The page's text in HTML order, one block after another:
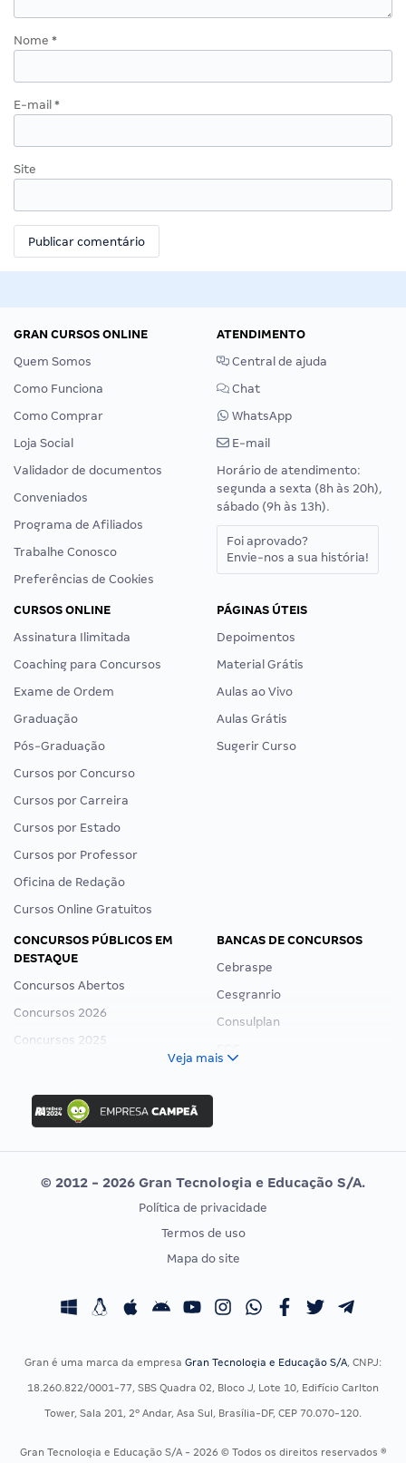
Nome *
E-mail *
Site
GRAN CURSOS ONLINE
Quem Somos
Como Funciona
Como Comprar
Loja Social
Validador de documentos
Conveniados
Programa de Afiliados
Trabalhe Conosco
Preferências de Cookies
ATENDIMENTO
Central de ajuda
Chat
WhatsApp
E-mail
Horário de atendimento:
segunda a sexta (8h às 20h),
sábado (9h às 13h).
Foi aprovado?
Envie-nos a sua história!
CURSOS ONLINE
Assinatura Ilimitada
Coaching para Concursos
Exame de Ordem
Graduação
Pós-Graduação
Cursos por Concurso
Cursos por Carreira
Cursos por Estado
Cursos por Professor
Oficina de Redação
Cursos Online Gratuitos
PÁGINAS ÚTEIS
Depoimentos
Material Grátis
Aulas ao Vivo
Aulas Grátis
Sugerir Curso
CONCURSOS PÚBLICOS EM
DESTAQUE
Concursos Abertos
Concursos 2026
Concursos 2025
Concurso Ibama
Concurso MPU
Editais publicados
BANCAS DE CONCURSOS
Cebraspe
Cesgranrio
Consulplan
Vunesp
CONCURSOS POR PROFISSÃO
Concursos Fiscais
Concursos Saúde
EXAME DE ORDEM
Calendário OAB
Veja mais
© 2012 - 2026 Gran Tecnologia e Educação S/A.
Política de privacidade
Termos de uso
Mapa do site
Gran é uma marca da empresa Gran Tecnologia e Educação S/A, CNPJ:
18.260.822/0001-77, SBS Quadra 02, Bloco J, Lote 10, Edifício Carlton
Tower, Sala 201, 2º Andar, Asa Sul, Brasília-DF, CEP 70.070-120.
Gran Tecnologia e Educação S/A - 2026 © Todos os direitos reservados ®